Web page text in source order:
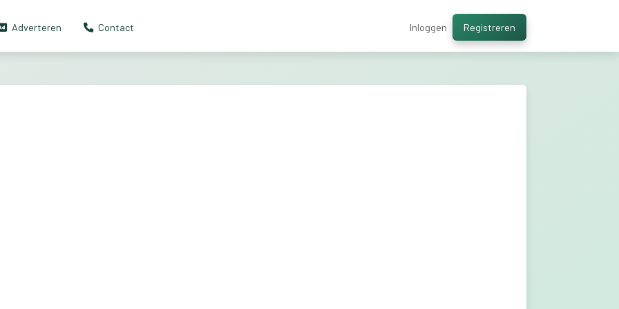
Adverteren Contact Inloggen Registreren